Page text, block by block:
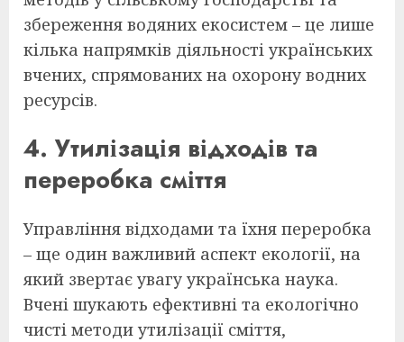
збереження водяних екосистем – це лише
кілька напрямків діяльності українських
вчених, спрямованих на охорону водних
ресурсів.
4. Утилізація відходів та
переробка сміття
Управління відходами та їхня переробка
– ще один важливий аспект екології, на
який звертає увагу українська наука.
Вчені шукають ефективні та екологічно
чисті методи утилізації сміття,